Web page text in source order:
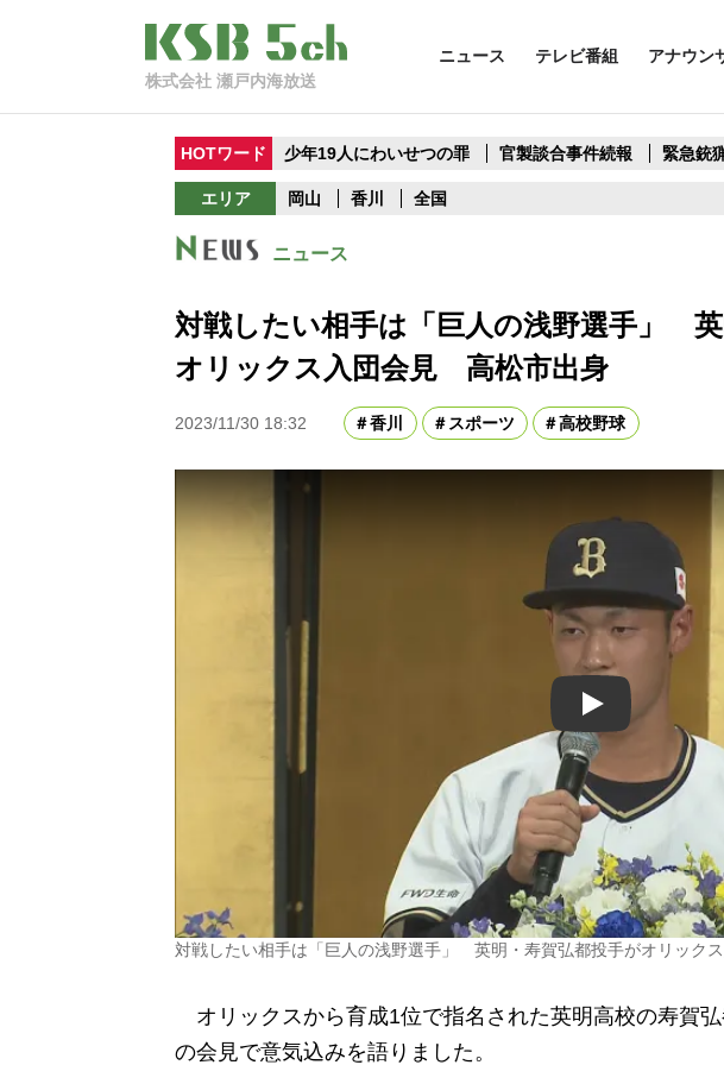
株式会社 瀬戸内海放送
ニュース テレビ番組 アナウン
HOTワード 少年19人にわいせつの罪 官製談合事件続報 緊急銃
エリア 岡山 香川 全国
ニュース
対戦したい相手は「巨人の浅野選手」
オリックス入団会見 高松市出身
2023/11/30 18:32 香川 スポーツ 高校野球
Play
対戦したい相手は「巨人の浅野選手」 英明・寿賀弘都投手がオリック
オリックスから育成1位で指名された英明高校の寿賀
の会見で意気込みを語りました。